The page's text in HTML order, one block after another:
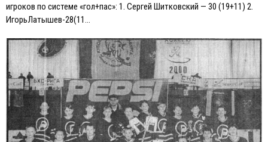
игроков по системе «гол+пас»: 1. Сергей Шитковский — 30 (19+11) 2.
ИгорьЛатышев-28(11…